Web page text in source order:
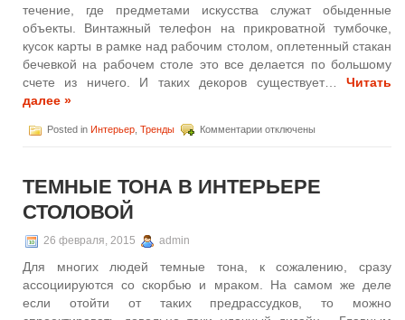
течение, где предметами искусства служат обыденные
объекты. Винтажный телефон на прикроватной тумбочке,
кусок карты в рамке над рабочим столом, оплетенный стакан
бечевкой на рабочем столе это все делается по большому
счете из ничего. И таких декоров существует… Читать
далее »
Posted in Интерьер Тренды Комментариик
ничего
отключены
ТЕМНЫЕ ТОНА В ИНТЕРЬЕРЕ
СТОЛОВОЙ
26 февраля, 2015 admin
Для многих людей темные тона, к сожалению, сразу
ассоциируются со скорбью и мраком. На самом же деле
если отойти от таких предрассудков, то можно